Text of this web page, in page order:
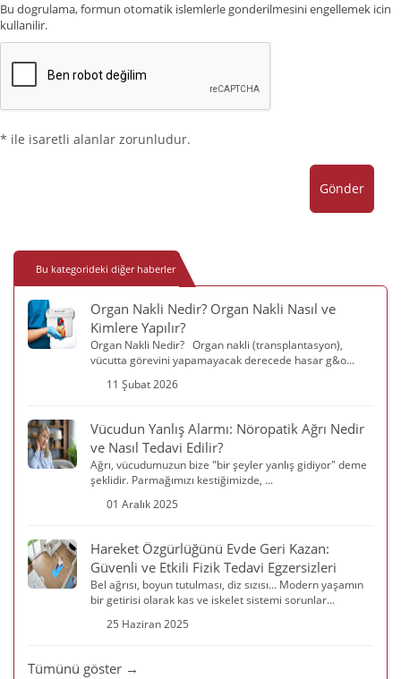
Bu dogrulama, formun otomatik islemlerle gonderilmesini engellemek icin
kullanilir.
* ile isaretli alanlar zorunludur.
Gönder
Bu kategorideki diğer haberler
Organ Nakli Nedir? Organ Nakli Nasıl ve
Kimlere Yapılır?
Organ Nakli Nedir? Organ nakli (transplantasyon),
vücutta görevini yapamayacak derecede hasar g&o...
11 Şubat 2026
Vücudun Yanlış Alarmı: Nöropatik Ağrı Nedir
ve Nasıl Tedavi Edilir?
Ağrı, vücudumuzun bize "bir şeyler yanlış gidiyor" deme
şeklidir. Parmağımızı kestiğimizde, ...
01 Aralık 2025
Hareket Özgürlüğünü Evde Geri Kazan:
Güvenli ve Etkili Fizik Tedavi Egzersizleri
Bel ağrısı, boyun tutulması, diz sızısı... Modern yaşamın
bir getirisi olarak kas ve iskelet sistemi sorunlar...
25 Haziran 2025
Tümünü göster →